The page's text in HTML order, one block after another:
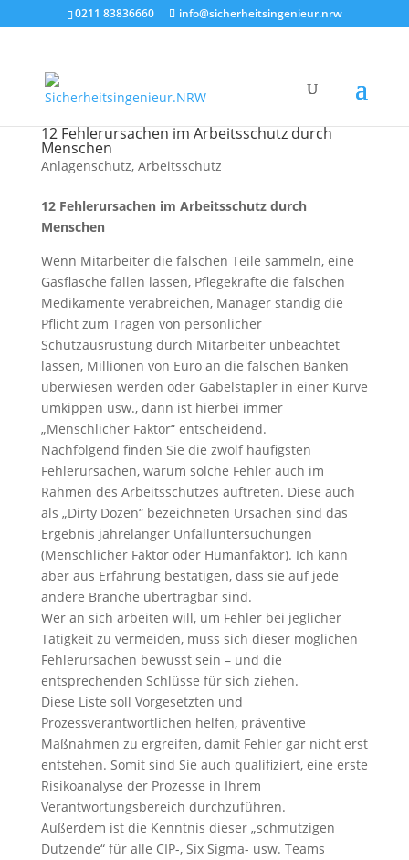
0211 83836660 info@sicherheitsingenieur.nrw
12 Fehlerursachen im Arbeitsschutz durch
Menschen
Anlagenschutz, Arbeitsschutz
12 Fehlerursachen im Arbeitsschutz durch
Menschen
Wenn Mitarbeiter die falschen Teile sammeln, eine
Gasflasche fallen lassen, Pflegekräfte die falschen
Medikamente verabreichen, Manager ständig die
Pflicht zum Tragen von persönlicher
Schutzausrüstung durch Mitarbeiter unbeachtet
lassen, Millionen von Euro an die falschen Banken
überwiesen werden oder Gabelstapler in einer Kurve
umkippen usw., dann ist hierbei immer
„Menschlicher Faktor“ entscheidend.
Nachfolgend finden Sie die zwölf häufigsten
Fehlerursachen, warum solche Fehler auch im
Rahmen des Arbeitsschutzes auftreten. Diese auch
als „Dirty Dozen“ bezeichneten Ursachen sind das
Ergebnis jahrelanger Unfalluntersuchungen
(Menschlicher Faktor oder Humanfaktor). Ich kann
aber aus Erfahrung bestätigen, dass sie auf jede
andere Branche übertragbar sind.
Wer an sich arbeiten will, um Fehler bei jeglicher
Tätigkeit zu vermeiden, muss sich dieser möglichen
Fehlerursachen bewusst sein – und die
entsprechenden Schlüsse für sich ziehen.
Diese Liste soll Vorgesetzten und
Prozessverantwortlichen helfen, präventive
Maßnahmen zu ergreifen, damit Fehler gar nicht erst
entstehen. Somit sind Sie auch qualifiziert, eine erste
Risikoanalyse der Prozesse in Ihrem
Verantwortungsbereich durchzuführen.
Außerdem ist die Kenntnis dieser „schmutzigen
Dutzende“ für alle CIP-, Six Sigma- usw. Teams